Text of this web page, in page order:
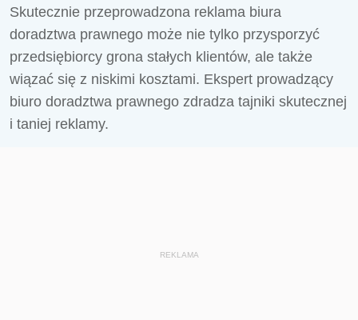
Skutecznie przeprowadzona reklama biura
doradztwa prawnego może nie tylko przysporzyć
przedsiębiorcy grona stałych klientów, ale także
wiązać się z niskimi kosztami. Ekspert prowadzący
biuro doradztwa prawnego zdradza tajniki skutecznej
i taniej reklamy.
REKLAMA